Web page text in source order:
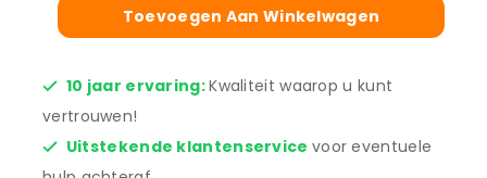
Toevoegen Aan Winkelwagen
10 jaar ervaring:Kwaliteit waarop u kunt
vertrouwen!
Uitstekende klantenservice voor eventuele